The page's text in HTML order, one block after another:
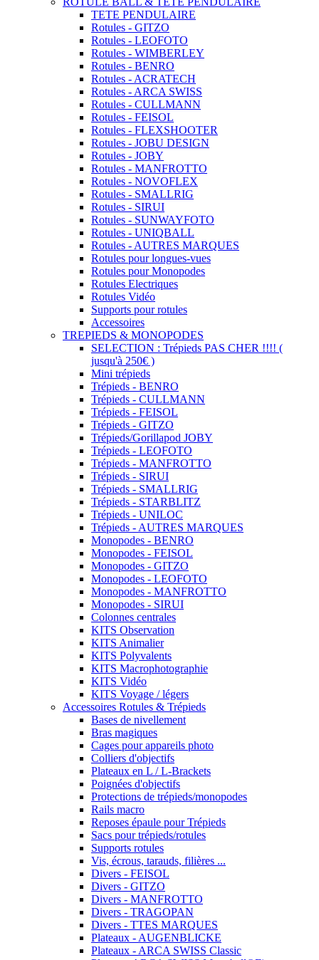
TETE PENDULAIRE
Rotules - GITZO
Rotules - LEOFOTO
Rotules - WIMBERLEY
Rotules - BENRO
Rotules - ACRATECH
Rotules - ARCA SWISS
Rotules - CULLMANN
Rotules - FEISOL
Rotules - FLEXSHOOTER
Rotules - JOBU DESIGN
Rotules - JOBY
Rotules - MANFROTTO
Rotules - NOVOFLEX
Rotules - SMALLRIG
Rotules - SIRUI
Rotules - SUNWAYFOTO
Rotules - UNIQBALL
Rotules - AUTRES MARQUES
Rotules pour longues-vues
Rotules pour Monopodes
Rotules Electriques
Rotules Vidéo
Supports pour rotules
Accessoires
TREPIEDS & MONOPODES
SELECTION : Trépieds PAS CHER !!!! (
jusqu'à 250€ )
Mini trépieds
Trépieds - BENRO
Trépieds - CULLMANN
Trépieds - FEISOL
Trépieds - GITZO
Trépieds/Gorillapod JOBY
Trépieds - LEOFOTO
Trépieds - MANFROTTO
Trépieds - SIRUI
Trépieds - SMALLRIG
Trépieds - STARBLITZ
Trépieds - UNILOC
Trépieds - AUTRES MARQUES
Monopodes - BENRO
Monopodes - FEISOL
Monopodes - GITZO
Monopodes - LEOFOTO
Monopodes - MANFROTTO
Monopodes - SIRUI
Colonnes centrales
KITS Observation
KITS Animalier
KITS Polyvalents
KITS Macrophotographie
KITS Vidéo
KITS Voyage / légers
Accessoires Rotules & Trépieds
Bases de nivellement
Bras magiques
Cages pour appareils photo
Colliers d'objectifs
Plateaux en L / L-Brackets
Poignées d'objectifs
Protections de trépieds/monopodes
Rails macro
Reposes épaule pour Trépieds
Sacs pour trépieds/rotules
Supports rotules
Vis, écrous, tarauds, filières ...
Divers - FEISOL
Divers - GITZO
Divers - MANFROTTO
Divers - TRAGOPAN
Divers - TTES MARQUES
Plateaux - AUGENBLICKE
Plateaux - ARCA SWISS Classic